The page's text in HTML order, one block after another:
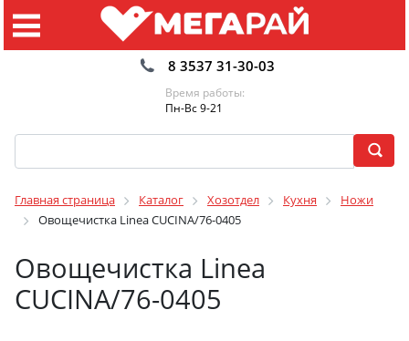
8 3537 31-30-03
Время работы:
Пн-Вс 9-21
Главная страница Каталог Хозотдел Кухня
Ножи
Овощечистка Linea CUCINA/76-0405
Овощечистка Linea
CUCINA/76-0405